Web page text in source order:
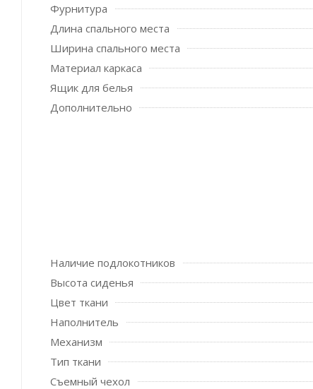
Фурнитура
Длина спального места
Ширина спального места
Материал каркаса
Ящик для белья
Дополнительно
Наличие подлокотников
Высота сиденья
Цвет ткани
Наполнитель
Механизм
Тип ткани
Съемный чехол